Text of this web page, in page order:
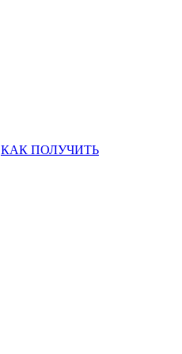
КАК ПОЛУЧИТЬ